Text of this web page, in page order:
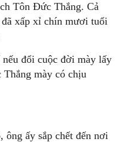
Tôn Đức Thắng. Cả
xấp xỉ chín mươi tuổi
đổi cuộc đời mày lấy
mày có chịu
ông ấy sắp chết đến nơi